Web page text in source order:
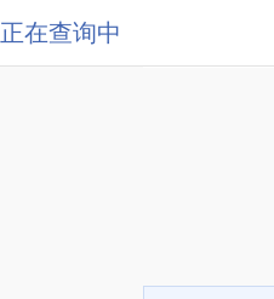
正在查询中